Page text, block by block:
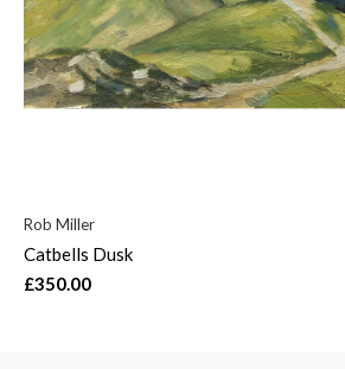
Rob Miller
Catbells Dusk
£350.00